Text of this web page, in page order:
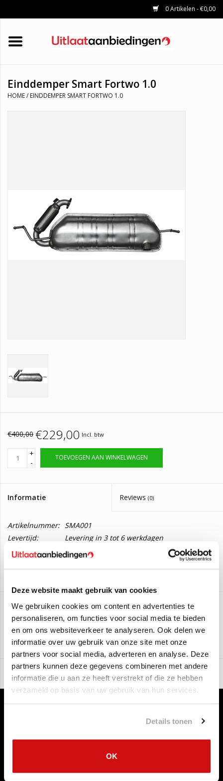
Deze website maakt gebruik van cookies
We gebruiken cookies om content en advertenties te
personaliseren, om functies voor social media te bieden
en om ons websiteverkeer te analyseren. Ook delen we
informatie over uw gebruik van onze site met onze
partners voor social media, adverteren en analyse. Deze
partners kunnen deze gegevens combineren met andere
informatie die u aan ze heeft verstrekt of die ze hebben
verzameld op basis van uw gebruik van hun services.
Details tonen
OK
0 Artikelen - €0,00
HOME
KATALYSATOREN
UNIVERSELE UITLAATDELEN
Einddemper Smart Fortwo 1.0
HOME/ EINDDEMPER SMART FORTWO 1.0
€400,00 €229,00 Incl. btw
+
-
TOEVOEGEN AAN WINKELWAGEN
Informatie Reviews (0)
Artikelnummer: SMA001
Levertijd:
Levering in 3 tot 6 werkdagen
Einddemper Smart Fortwo 1.0
Smart Fortwo Coupé 1.0(45kW/61PK) (Vanaf 2007)
Mocht u verder vragen hebben dan horen we het graag
Polmo
Aan verlanglijst toevoegen Toevoegen om te vergelijken
Contact opnemen